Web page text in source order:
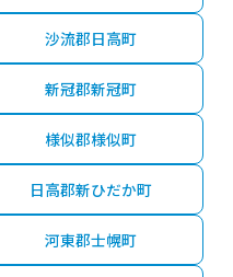
沙流郡日高町
新冠郡新冠町
様似郡様似町
日高郡新ひだか町
河東郡士幌町